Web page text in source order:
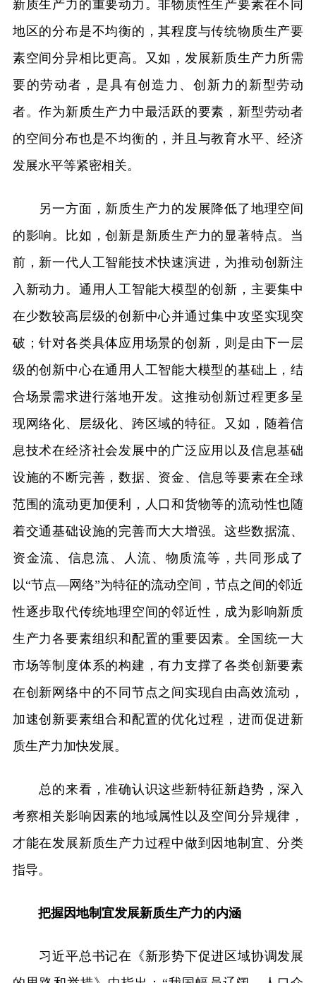
新质生产力的重要动力。非物质性生产要素在不同
地区的分布是不均衡的，其程度与传统物质生产要
素空间分异相比更高。又如，发展新质生产力所需
要的劳动者，是具有创造力、创新力的新型劳动
者。作为新质生产力中最活跃的要素，新型劳动者
的空间分布也是不均衡的，并且与教育水平、经济
发展水平等紧密相关。
另一方面，新质生产力的发展降低了地理空间
的影响。比如，创新是新质生产力的显著特点。当
前，新一代人工智能技术快速演进，为推动创新注
入新动力。通用人工智能大模型的创新，主要集中
在少数较高层级的创新中心并通过集中攻坚实现突
破；针对各类具体应用场景的创新，则是由下一层
级的创新中心在通用人工智能大模型的基础上，结
合场景需求进行落地开发。这推动创新过程更多呈
现网络化、层级化、跨区域的特征。又如，随着信
息技术在经济社会发展中的广泛应用以及信息基础
设施的不断完善，数据、资金、信息等要素在全球
范围的流动更加便利，人口和货物等的流动性也随
着交通基础设施的完善而大大增强。这些数据流、
资金流、信息流、人流、物质流等，共同形成了
以“节点—网络”为特征的流动空间，节点之间的邻近
性逐步取代传统地理空间的邻近性，成为影响新质
生产力各要素组织和配置的重要因素。全国统一大
市场等制度体系的构建，有力支撑了各类创新要素
在创新网络中的不同节点之间实现自由高效流动，
加速创新要素组合和配置的优化过程，进而促进新
质生产力加快发展。
总的来看，准确认识这些新特征新趋势，深入
考察相关影响因素的地域属性以及空间分异规律，
才能在发展新质生产力过程中做到因地制宜、分类
指导。
把握因地制宜发展新质生产力的内涵
习近平总书记在《新形势下促进区域协调发展